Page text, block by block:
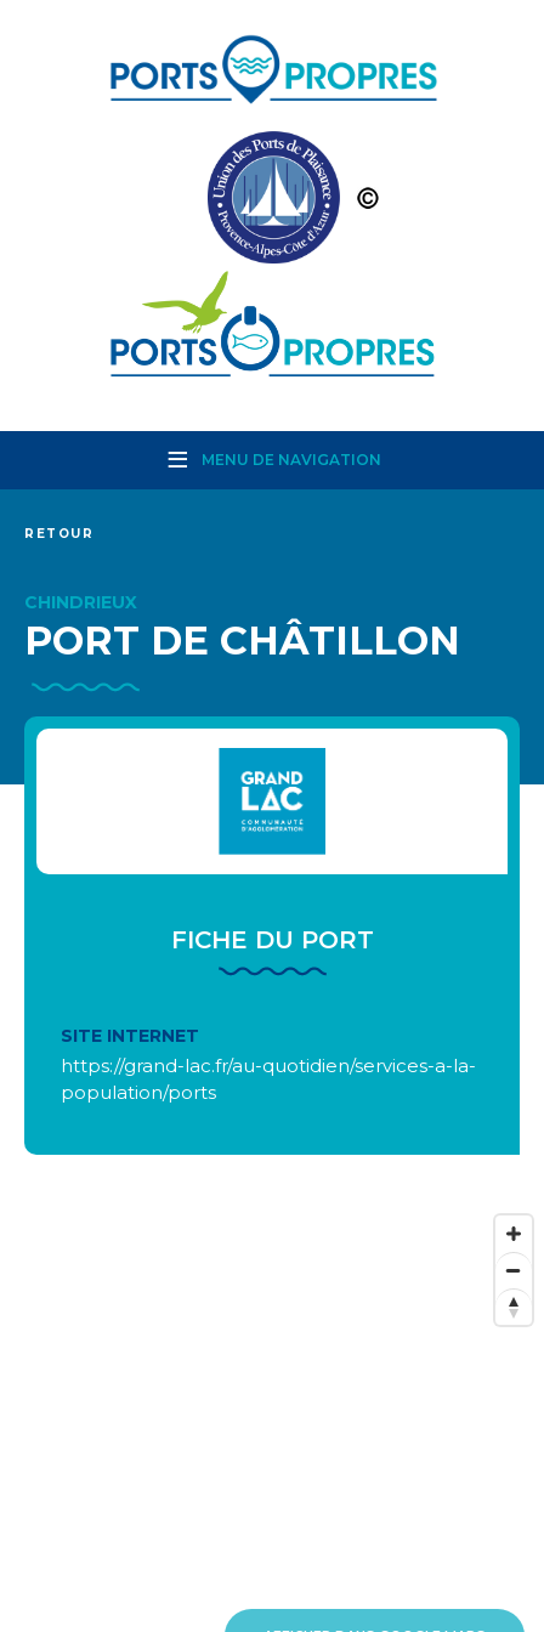
MENU DE NAVIGATION
RETOUR
CHINDRIEUX
PORT DE CHÂTILLON
FICHE DU PORT
SITE INTERNET
https://grand-lac.fr/au-quotidien/services-a-la-
population/ports